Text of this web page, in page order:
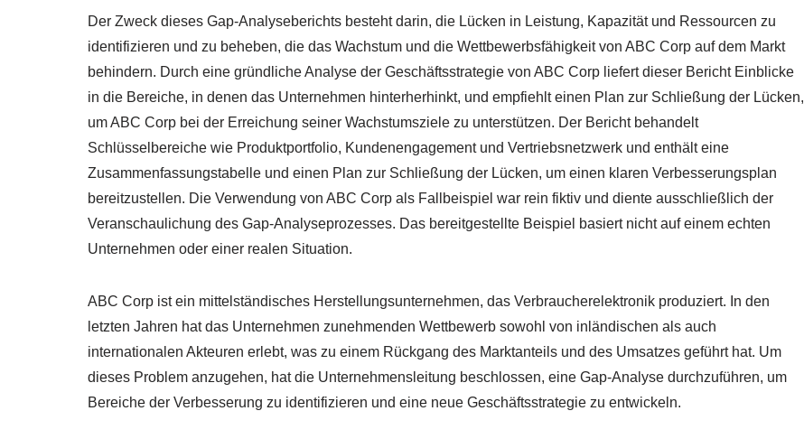
Der Zweck dieses Gap-Analyseberichts besteht darin, die Lücken in Leistung, Kapazität und Ressourcen zu
identifizieren und zu beheben, die das Wachstum und die Wettbewerbsfähigkeit von ABC Corp auf dem Markt
behindern. Durch eine gründliche Analyse der Geschäftsstrategie von ABC Corp liefert dieser Bericht Einblicke
in die Bereiche, in denen das Unternehmen hinterherhinkt, und empfiehlt einen Plan zur Schließung der Lücken,
um ABC Corp bei der Erreichung seiner Wachstumsziele zu unterstützen. Der Bericht behandelt
Schlüsselbereiche wie Produktportfolio, Kundenengagement und Vertriebsnetzwerk und enthält eine
Zusammenfassungstabelle und einen Plan zur Schließung der Lücken, um einen klaren Verbesserungsplan
bereitzustellen. Die Verwendung von ABC Corp als Fallbeispiel war rein fiktiv und diente ausschließlich der
Veranschaulichung des Gap-Analyseprozesses. Das bereitgestellte Beispiel basiert nicht auf einem echten
Unternehmen oder einer realen Situation.
ABC Corp ist ein mittelständisches Herstellungsunternehmen, das Verbraucherelektronik produziert. In den
letzten Jahren hat das Unternehmen zunehmenden Wettbewerb sowohl von inländischen als auch
internationalen Akteuren erlebt, was zu einem Rückgang des Marktanteils und des Umsatzes geführt hat. Um
dieses Problem anzugehen, hat die Unternehmensleitung beschlossen, eine Gap-Analyse durchzuführen, um
Bereiche der Verbesserung zu identifizieren und eine neue Geschäftsstrategie zu entwickeln.